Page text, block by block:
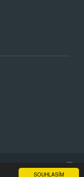
SOUHLASÍM
Spojte se s nám